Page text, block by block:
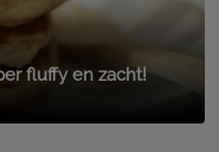
fluffy en zacht!